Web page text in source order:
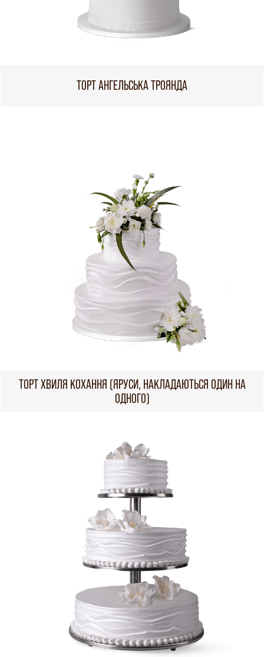
ТОРТ АНГЕЛЬСЬКА ТРОЯНДА
ТОРТ ХВИЛЯ КОХАННЯ (ЯРУСИ, НАКЛАДАЮТЬСЯ ОДИН НА
ОДНОГО)